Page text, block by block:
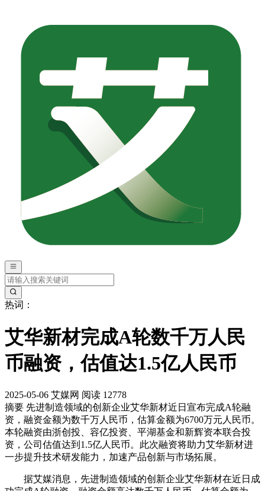
热词：
艾华新材完成A轮数千万人民
币融资，估值达1.5亿人民币
2025-05-06 艾媒网 阅读 12778
摘要 先进制造领域的创新企业艾华新材近日宣布完成A轮融
资，融资金额为数千万人民币，估算金额为6700万元人民币。
本轮融资由浙创投、容亿投资、平湖基金和新辉资本联合投
资，公司估值达到1.5亿人民币。此次融资将助力艾华新材进
一步提升技术研发能力，加速产品创新与市场拓展。
据艾媒消息，先进制造领域的创新企业艾华新材在近日成